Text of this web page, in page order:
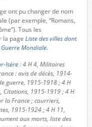
ont pu changer de nom
(par exemple, “Romans,
Tous les
la page Liste des villes dont
Mondiale.
Isère: 4 H 4, Militaires
: avis de décès, 1914-
guerre, 1915-1918 ; 4 H
Citations, 1915-1919 ; 4 H
la France ; courriers,
1915-1924 ; 4 H 11,
aux morts, liste des